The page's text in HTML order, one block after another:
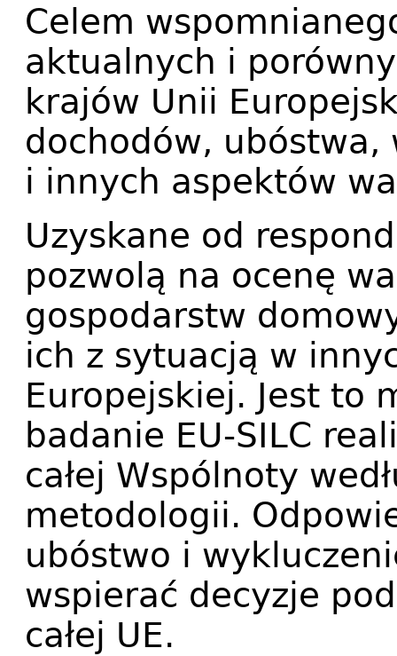
Celem
aktualnych i
krajów Unii
dochodów, ubóstwa,
i innych aspektów
Uzyskane od
pozwolą na ocenę
gospodarstw
ich z sytuacją w
Europejskiej. Jest to
badanie EU-SILC
całej Wspólnoty
metodologii.
ubóstwo i
wspierać decyzje
całej UE.